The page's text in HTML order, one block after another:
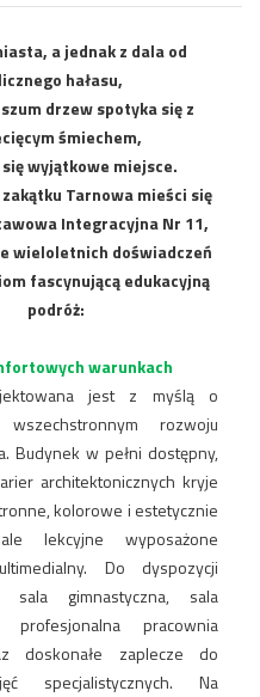
a jednak z dala od
hałasu,
drzew spotyka się z
śmiechem,
wyjątkowe miejsce.
Tarnowa mieści się
Integracyjna Nr 11,
wieloletnich doświadczeń
fascynującą edukacyjną
podróż:
warunkach
jest z myślą o
rozwoju
Budynek w pełni dostępny,
architektonicznych kryje
kolorowe i estetycznie
lekcyjne wyposażone
Do dyspozycji
sala gimnastyczna, sala
profesjonalna pracownia
doskonałe zaplecze do
specjalistycznych. Na